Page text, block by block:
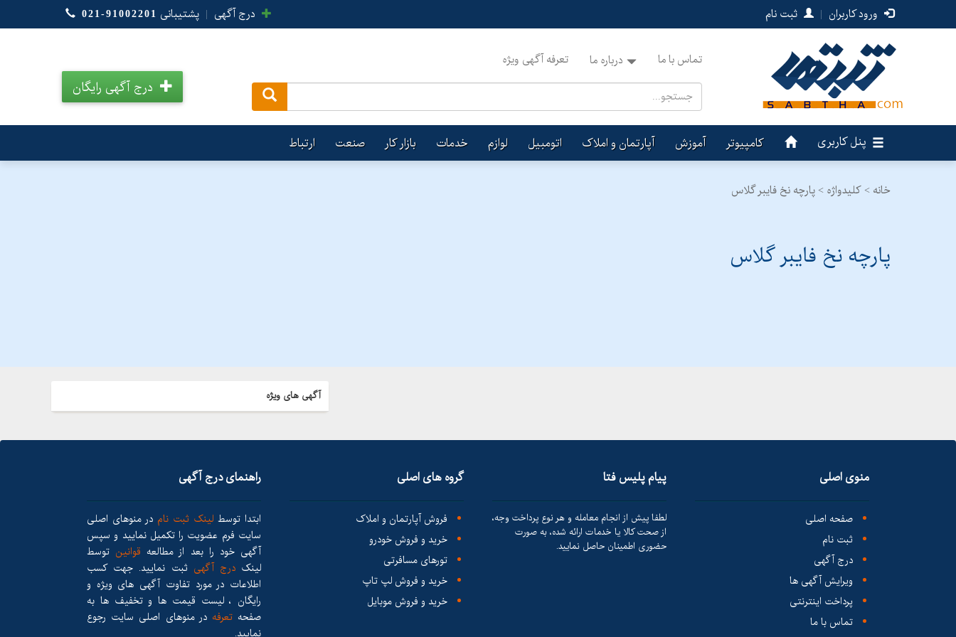
ورود کاربران | ثبت نام درج آگهی | پشتیبانی 021-91002201
تماس با ما درباره ما تعرفه آگهی ویژه
درج آگهی رایگان
پنل کاربری کامپیوتر آموزش آپارتمان و املاک اتومبیل لوازم خدمات بازار کار صنعت ارتباط
خانه > کلیدواژه > پارچه نخ فایبر گلاس
پارچه نخ فایبر گلاس
آگهی های ویژه
منوی اصلی
صفحه اصلی
ثبت نام
درج آگهی
ویرایش آگهی ها
پرداخت اینترنتی
تماس با ما
پیام پلیس فتا
لطفا پیش از انجام معامله و هر نوع پرداخت وجه،
از صحت کالا یا خدمات ارائه شده، به صورت
حضوری اطمینان حاصل نمایید.
گروه های اصلی
فروش آپارتمان و املاک
خرید و فروش خودرو
تورهای مسافرتی
خرید و فروش لپ تاپ
خرید و فروش موبایل
راهنمای درج آگهی
ابتدا توسط لینک ثبت نام در منوهای اصلی
سایت فرم عضویت را تکمیل نمایید و سپس
آگهی خود را بعد از مطالعه قوانین توسط
لینکدرج آگهی ثبت نمایید. جهت کسب
اطلاعات در مورد تفاوت آگهی های ویژه و
رایگان ، لیست قیمت ها و تخفیف ها به
صفحه تعرفهدر منوهای اصلی سایت رجوع
نمایید.